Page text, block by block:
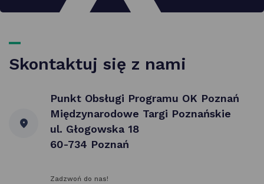
Skontaktuj się z nami
Punkt Obsługi Programu OK Poznań
Międzynarodowe Targi Poznańskie
ul. Głogowska 18
60-734 Poznań
Zadzwoń do nas!